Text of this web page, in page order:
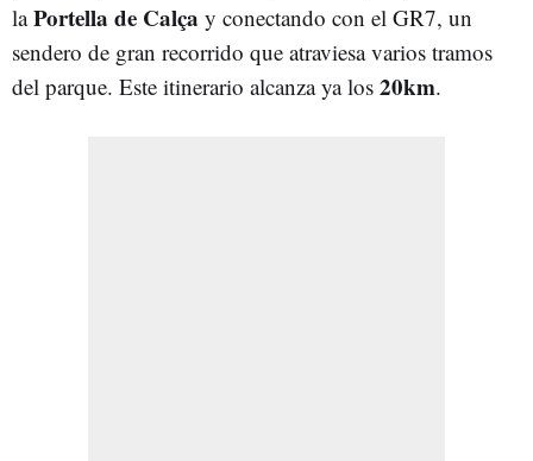
laPortella de Calça y conectando con el GR7, un
sendero de gran recorrido que atraviesa varios tramos
del parque. Este itinerario alcanza ya los 20km.